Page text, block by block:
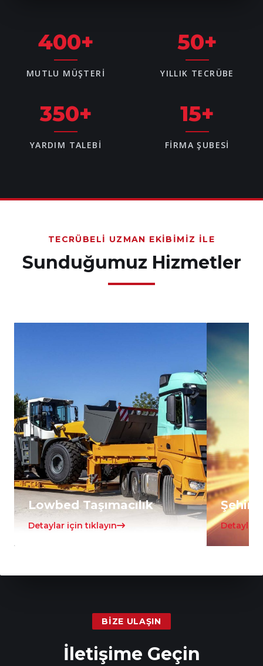
400+
MUTLU MÜŞTERI
50+
YILLIK TECRÜBE
350+
YARDIM TALEBI
15+
FIRMA ŞUBESI
TECRÜBELI UZMAN EKIBIMIZ İLE
Sunduğumuz Hizmetler
Lowbed Taşımacılık
Detaylar için tıklayın Detaylar
BIZE ULAŞIN
İletişime Geçin